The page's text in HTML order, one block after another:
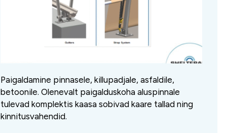
Paigaldamine pinnasele, killupadjale, asfaldile,
betoonile. Olenevalt paigalduskoha aluspinnale
tulevad komplektis kaasa sobivad kaare tallad ning
kinnitusvahendid.